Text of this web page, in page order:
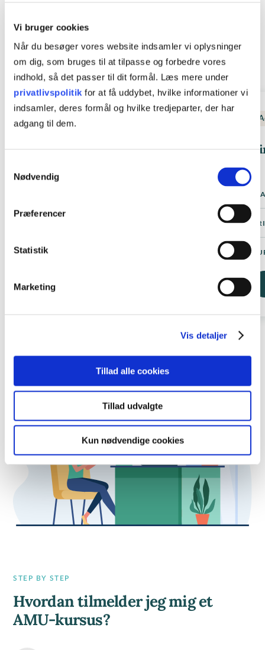
Vi bruger cookies
Når du besøger vores website indsamler vi oplysninger
om dig, som bruges til at tilpasse og forbedre vores
indhold, så det passer til dit formål. Læs mere under
privatlivspolitik for at få uddybet, hvilke informationer vi
indsamler, deres formål og hvilke tredjeparter, der har
adgang til dem.
Nødvendig
Præferencer
Statistik
Marketing
Vis detaljer
Tillad alle cookies
Tillad udvalgte
Kun nødvendige cookies
Andre relevante kurser
Se alle kurser
Kommunikation
KURSUSTYPE Premium kurser
STEP BY STEP
Hvordan tilmelder jeg mig et
AMU-kursus?